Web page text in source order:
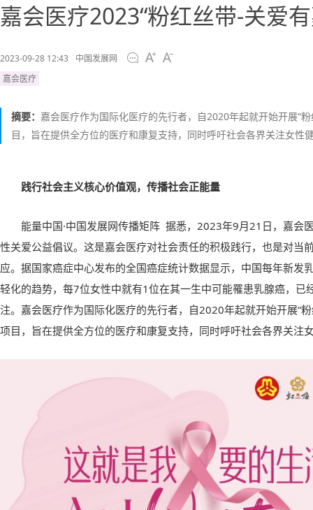
嘉会医疗2023“粉红丝带-关爱
2023-09-28 12:43
中国发展网
嘉会医疗
摘要： 嘉会医疗作为国际化医疗的先行者，自2020年起就开始开展“
目，旨在提供全方位的医疗和康复支持，同时呼吁社会各界关注女性
践行社会主义核心价值观，传播社会正能量
能量中国·中国发展网传播矩阵 据悉，2023年9月21日，嘉会
性关爱公益倡议。这是嘉会医疗对社会责任的积极践行，也是对当
应。据国家癌症中心发布的全国癌症统计数据显示，中国每年新发
轻化的趋势，每7位女性中就有1位在其一生中可能罹患乳腺癌，已
注。嘉会医疗作为国际化医疗的先行者，自2020年起就开始开展“
项目，旨在提供全方位的医疗和康复支持，同时呼吁社会各界关注